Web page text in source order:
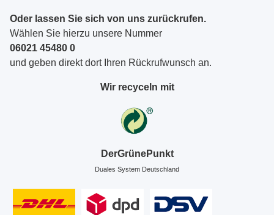
Oder lassen Sie sich von uns zurückrufen.
Wählen Sie hierzu unsere Nummer
06021 45480 0
und geben direkt dort Ihren Rückrufwunsch an.
Wir recyceln mit
DerGrünePunkt
Duales System Deutschland